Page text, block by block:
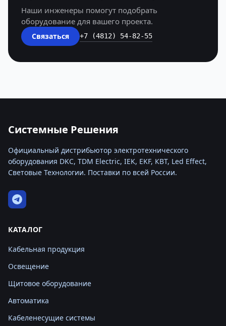
Наши инженеры помогут подобрать
оборудование для вашего проекта.
Связаться +7 (4812) 54-82-55
Системные Решения
Официальный дистрибьютор электротехнического
оборудования DKC, TDM Electric, IEK, EKF, КВТ, Led Effect,
Световые Технологии. Поставки по всей России.
КАТАЛОГ
Кабельная продукция
Освещение
Щитовое оборудование
Автоматика
Кабеленесущие системы